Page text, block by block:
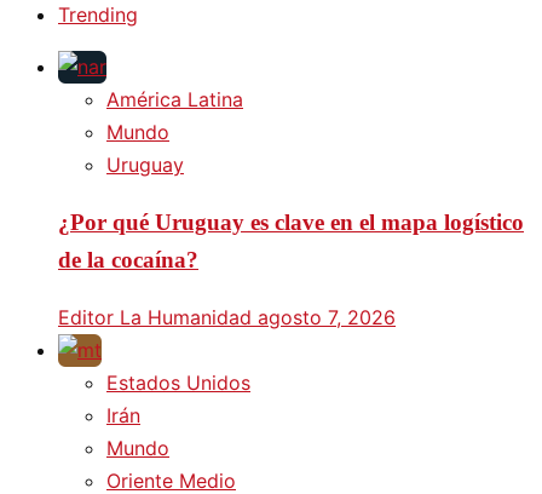
Trending
América Latina
Mundo
Uruguay
¿Por qué Uruguay es clave en el mapa logístico
de la cocaína?
Editor La Humanidad agosto 7, 2026
Estados Unidos
Irán
Mundo
Oriente Medio